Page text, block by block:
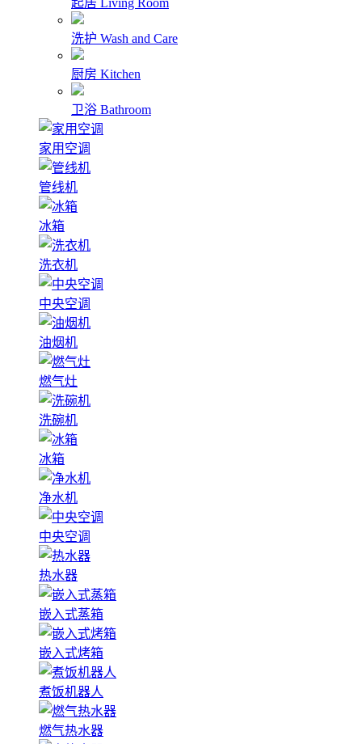
起居 Living Room
洗护 Wash and Care
厨房 Kitchen
卫浴 Bathroom
家用空调
管线机
冰箱
洗衣机
中央空调
油烟机
燃气灶
洗碗机
冰箱
净水机
中央空调
热水器
嵌入式蒸箱
嵌入式烤箱
煮饭机器人
燃气热水器